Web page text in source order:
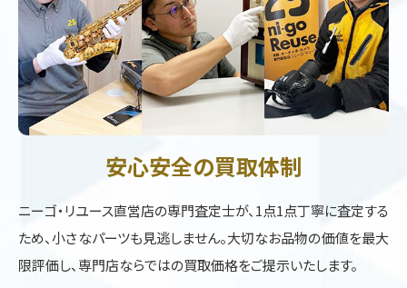
安心安全の買取体制
ニーゴ・リユース直営店の専門査定士が、1点1点丁寧に査定する
ため、小さなパーツも見逃しません。大切なお品物の価値を最大
限評価し、専門店ならではの買取価格をご提示いたします。